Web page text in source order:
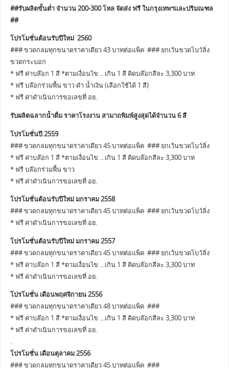
##รับผลิตขั้นต่ำ จำนวน 200-300 โหล จัดส่ง ฟรี ในกรุงเทพฯและปริมณฑล
##
โปรโมชั่นต้อนรับปีใหม่ 2560
### ขวดกลมทุกขนาดราคาเดียว 43 บาทต่อแพ็ค ### ยกเว้นขวดโบว์ลิ่ง
ขวดกระบอก
* ฟรี ค่าบล๊อก 1 สี *ตามเงื่อนไข …เกิน 1 สี คิดบล๊อกสีละ 3,300 บาท
* ฟรี บล๊อกร่วมพื้น ขาว ดำ น้ำเงิน (เลือกใช้ได้ 1 สี)
* ฟรี ค่าดำเนินการขอเลขที่ อย.
รับผลิตฉลากน้ำดื่ม ราคาโรงงาน สามาถพิมพ์สูงสุดได้จำนวน 6 สี
โปรโมชั่นปี 2559
### ขวดกลมทุกขนาดราคาเดียว 45 บาทต่อแพ็ค ### ยกเว้นขวดโบว์ลิ่ง
* ฟรี ค่าบล๊อก 1 สี *ตามเงื่อนไข …เกิน 1 สี คิดบล๊อกสีละ 3,300 บาท
* ฟรี บล๊อกร่วมพื้น ขาว
* ฟรี ค่าดำเนินการขอเลขที่ อย.
โปรโมชั่นต้อนรับปีใหม่ มกราคม 2558
### ขวดกลมทุกขนาดราคาเดียว 45 บาทต่อแพ็ค ### ยกเว้นขวดโบว์ลิ่ง
* ฟรี ค่าดำเนินการขอเลขที่ อย.
โปรโมชั่นต้อนรับปีใหม่ มกราคม 2557
### ขวดกลมทุกขนาดราคาเดียว 45 บาทต่อแพ็ค ### ยกเว้นขวดโบว์ลิ่ง
* ฟรี ค่าบล๊อก 1 สี *ตามเงื่อนไข …เกิน 1 สี คิดบล๊อกสีละ 3,300 บาท
* ฟรี ค่าดำเนินการขอเลขที่ อย.
โปรโมชั่น เดือนพฤศจิกายน 2556
### ขวดกลมทุกขนาดราคาเดียว 48 บาทต่อแพ็ค ###
* ฟรี ค่าบล๊อก 1 สี *ตามเงื่อนไข …เกิน 1 สี คิดบล๊อกสีละ 3,300 บาท
* ฟรี ค่าดำเนินการขอเลขที่ อย.
.
โปรโมชั่น เดือนตุลาคม 2556
### ขวดกลมทุกขนาดราคาเดียว 45 บาทต่อแพ็ค ###